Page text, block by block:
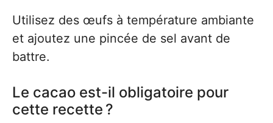
Utilisez des œufs à température ambiante
et ajoutez une pincée de sel avant de
battre.
Le cacao est-il obligatoire pour
cette recette ?